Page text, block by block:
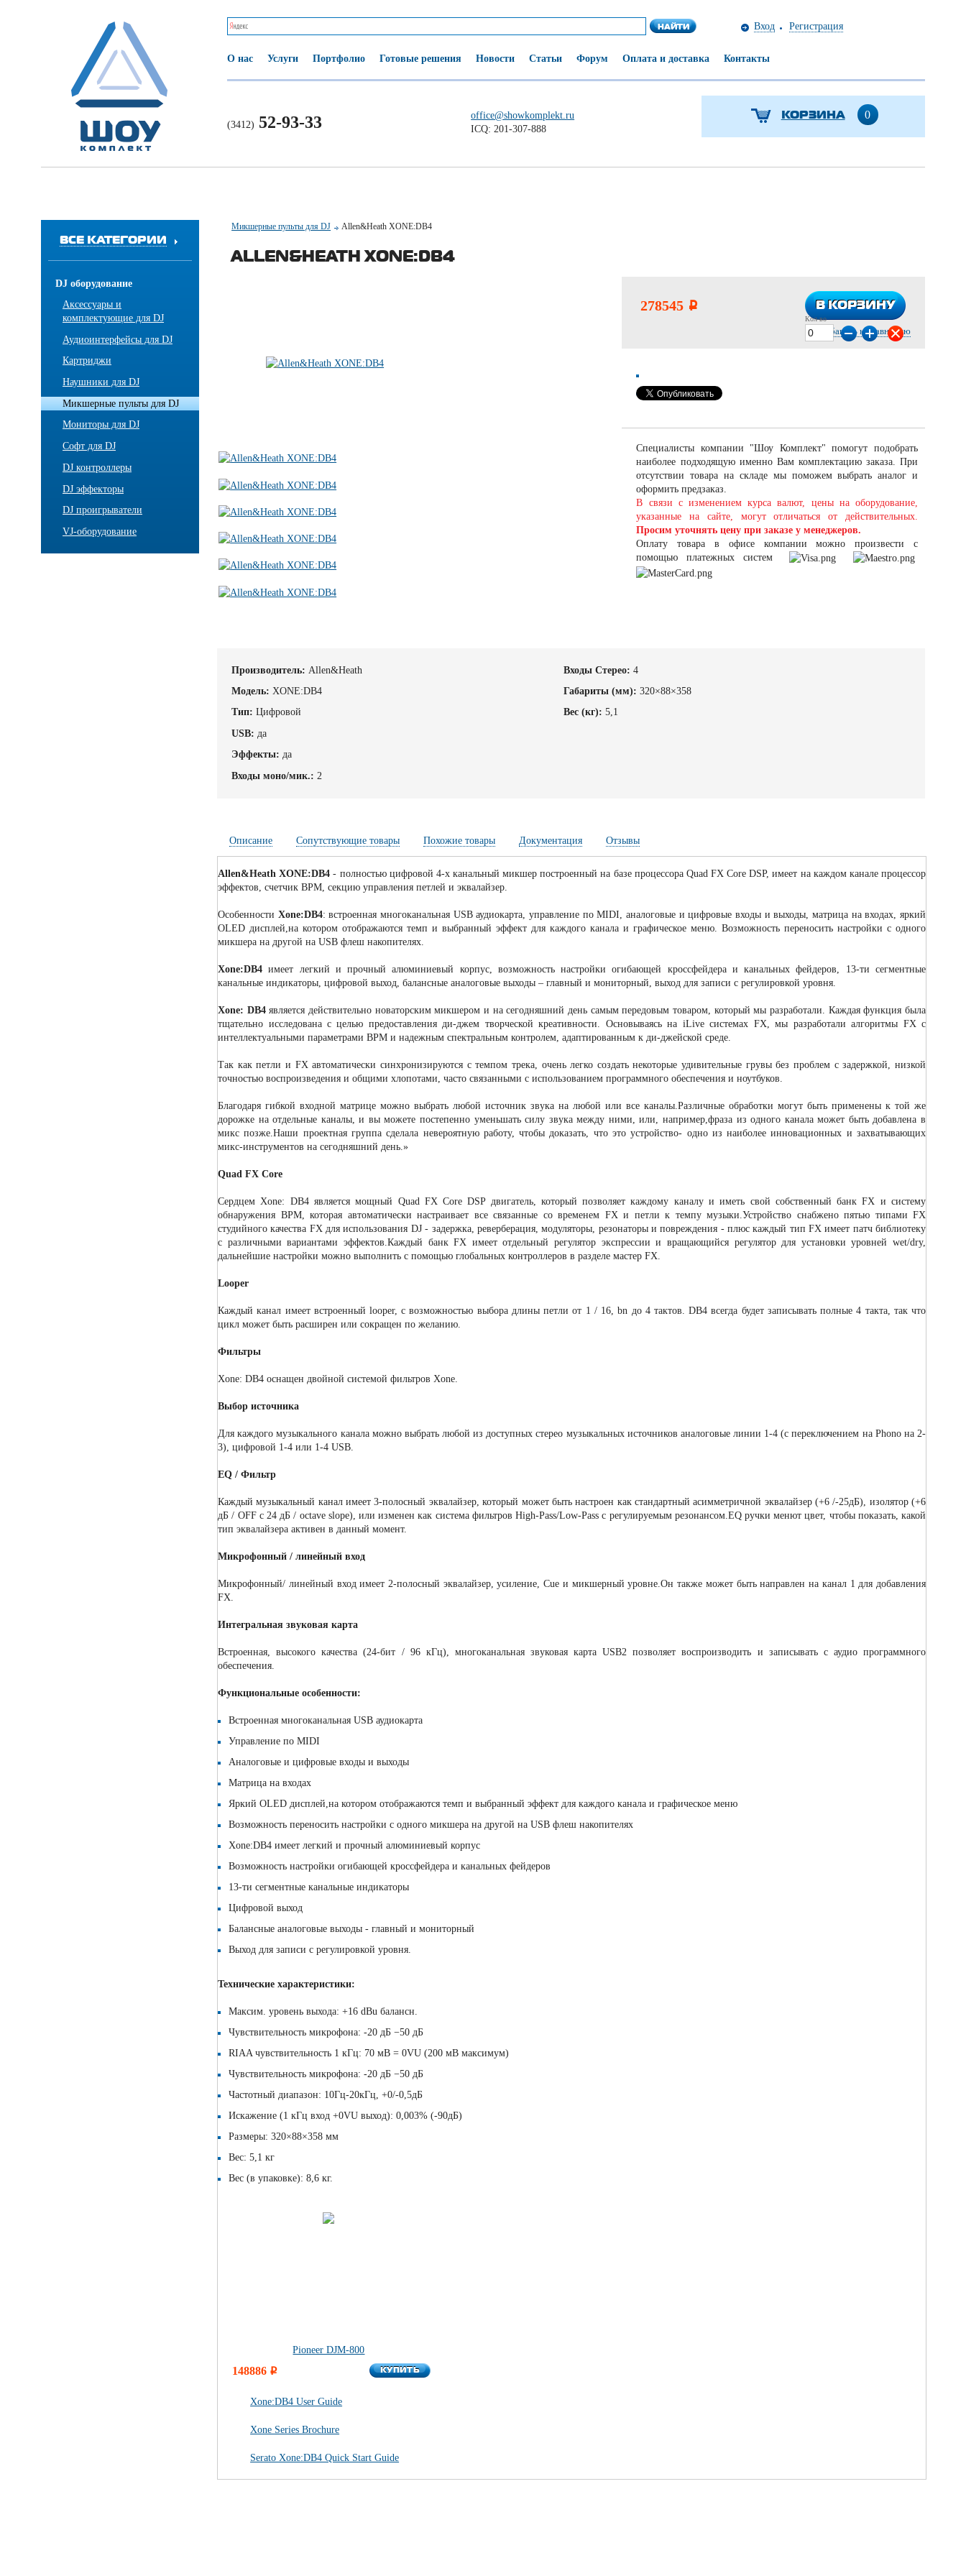
Вход Регистрация
О нас Услуги Портфолио Готовые решения Новости Статьи Форум Оплата и доставка Контакты
(3412) 52-93-33
office@showkomplekt.ru
ICQ: 201-307-888
КОРЗИНА 0
ВСЕ КАТЕГОРИИ
DJ оборудование
Аксессуары и
комплектующие для DJ
Аудиоинтерфейсы для DJ
Картриджи
Наушники для DJ
Микшерные пульты для DJ
Мониторы для DJ
Софт для DJ
DJ контроллеры
DJ эффекторы
DJ проигрыватели
VJ-оборудование
Микшерные пульты для DJ Allen&Heath XONE:DB4
ALLEN&HEATH XONE:DB4
278545 i В КОРЗИНУ
В КОРЗИНУ
Кол-во
Добавить к сравнению
Специалисты компании "Шоу Комплект" помогут подобрать
наиболее подходящую именно Вам комплектацию заказа. При
отсутствии товара на складе мы поможем выбрать аналог и
оформить предзаказ.
В связи с изменением курса валют, цены на оборудование,
указанные на сайте, могут отличаться от действительных.
Просим уточнять цену при заказе у менеджеров.
Оплату товара в офисе компании можно произвести с
помощью платежных систем
Производитель: Allen&Heath
Модель: XONE:DB4
Тип: Цифровой
USB: да
Эффекты: да
Входы моно/мик.: 2
Входы Стерео: 4
Габариты (мм): 320×88×358
Вес (кг): 5,1
Описание Сопутствующие товары Похожие товары Документация Отзывы
Allen&Heath XONE:DB4 - полностью цифровой 4-х канальный микшер построенный на базе процессора Quad FX Core DSP, имеет на каждом канале процессор
эффектов, счетчик BPM, секцию управления петлей и эквалайзер.
Особенности Xone:DB4: встроенная многоканальная USB аудиокарта, управление по MIDI, аналоговые и цифровые входы и выходы, матрица на входах, яркий
OLED дисплей,на котором отображаются темп и выбранный эффект для каждого канала и графическое меню. Возможность переносить настройки с одного
микшера на другой на USB флеш накопителях.
Xone:DB4 имеет легкий и прочный алюминиевый корпус, возможность настройки огибающей кроссфейдера и канальных фейдеров, 13-ти сегментные
канальные индикаторы, цифровой выход, балансные аналоговые выходы – главный и мониторный, выход для записи с регулировкой уровня.
Xone: DB4является действительно новаторским микшером и на сегодняшний день самым передовым товаром, который мы разработали. Каждая функция была
тщательно исследована с целью предоставления ди-джем творческой креативности. Основываясь на iLive системах FX, мы разработали алгоритмы FX с
интеллектуальными параметрами BPM и надежным спектральным контролем, адаптированным к ди-джейской среде.
Так как петли и FX автоматически синхронизируются с темпом трека, очень легко создать некоторые удивительные грувы без проблем с задержкой, низкой
точностью воспроизведения и общими хлопотами, часто связанными с использованием программного обеспечения и ноутбуков.
Благодаря гибкой входной матрице можно выбрать любой источник звука на любой или все каналы.Различные обработки могут быть применены к той же
дорожке на отдельные каналы, и вы можете постепенно уменьшать силу звука между ними, или, например,фраза из одного канала может быть добавлена в
микс позже.Наши проектная группа сделала невероятную работу, чтобы доказать, что это устройство- одно из наиболее инновационных и захватывающих
микс-инструментов на сегодняшний день.»
Quad FX Core
Сердцем Xone: DB4 является мощный Quad FX Core DSP двигатель, который позволяет каждому каналу и иметь свой собственный банк FX и систему
обнаружения BPM, которая автоматически настраивает все связанные со временем FX и петли к темпу музыки.Устройство снабжено пятью типами FX
студийного качества FX для использования DJ - задержка, реверберация, модуляторы, резонаторы и повреждения - плюс каждый тип FX имеет патч библиотеку
с различными вариантами эффектов.Каждый банк FX имеет отдельный регулятор экспрессии и вращающийся регулятор для установки уровней wet/dry,
дальнейшие настройки можно выполнить с помощью глобальных контроллеров в разделе мастер FX.
Looper
Каждый канал имеет встроенный looper, с возможностью выбора длины петли от 1 / 16, bn до 4 тактов. DB4 всегда будет записывать полные 4 такта, так что
цикл может быть расширен или сокращен по желанию.
Фильтры
Xone: DB4 оснащен двойной системой фильтров Xone.
Выбор источника
Для каждого музыкального канала можно выбрать любой из доступных стерео музыкальных источников аналоговые линии 1-4 (с переключением на Phono на 2-
3), цифровой 1-4 или 1-4 USB.
EQ / Фильтр
Каждый музыкальный канал имеет 3-полосный эквалайзер, который может быть настроен как стандартный асимметричной эквалайзер (+6 /-25дБ), изолятор (+6
дБ / OFF с 24 дБ / octave slope), или изменен как система фильтров High-Pass/Low-Pass с регулируемым резонансом.EQ ручки менют цвет, чтобы показать, какой
тип эквалайзера активен в данный момент.
Микрофонный / линейный вход
Микрофонный/ линейный вход имеет 2-полосный эквалайзер, усиление, Cue и микшерный уровне.Он также может быть направлен на канал 1 для добавления
FX.
Интегральная звуковая карта
Встроенная, высокого качества (24-бит / 96 кГц), многоканальная звуковая карта USB2 позволяет воспроизводить и записывать с аудио программного
обеспечения.
Функциональные особенности:
Встроенная многоканальная USB аудиокарта
Управление по MIDI
Аналоговые и цифровые входы и выходы
Матрица на входах
Яркий OLED дисплей,на котором отображаются темп и выбранный эффект для каждого канала и графическое меню
Возможность переносить настройки с одного микшера на другой на USB флеш накопителях
Xone:DB4 имеет легкий и прочный алюминиевый корпус
Возможность настройки огибающей кроссфейдера и канальных фейдеров
13-ти сегментные канальные индикаторы
Цифровой выход
Балансные аналоговые выходы - главный и мониторный
Выход для записи с регулировкой уровня.
Технические характеристики:
Максим. уровень выхода: +16 dBu балансн.
Чувствительность микрофона: -20 дБ −50 дБ
RIAA чувствительность 1 кГц: 70 мВ = 0VU (200 мВ максимум)
Чувствительность микрофона: -20 дБ −50 дБ
Частотный диапазон: 10Гц-20кГц, +0/-0,5дБ
Искажение (1 кГц вход +0VU выход): 0,003% (-90дБ)
Размеры: 320×88×358 мм
Вес: 5,1 кг
Вес (в упаковке): 8,6 кг.
Pioneer DJM-800
148886 i КУПИТЬ
КУПИТЬ
Xone:DB4 User Guide
Xone Series Brochure
Serato Xone:DB4 Quick Start Guide